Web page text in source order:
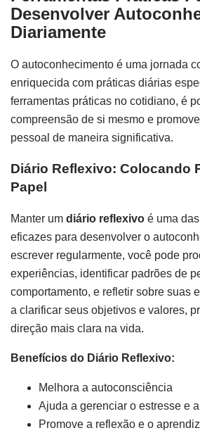
Desenvolver
Diariamente
O autoconhecimento é uma jornada
enriquecida com práticas diárias
ferramentas práticas no cotidiano, é
compreensão de si mesmo e
pessoal de maneira significativa.
Diário Reflexivo: Colocando
Papel
Manter um diário reflexivo é uma
eficazes para desenvolver o
escrever regularmente, você pode
experiências, identificar padrões de
comportamento, e refletir sobre suas
a clarificar seus objetivos e valores,
direção mais clara na vida.
Benefícios do Diário Reflexivo:
Melhora a autoconsciência
Ajuda a gerenciar o estresse e
Promove a reflexão e o